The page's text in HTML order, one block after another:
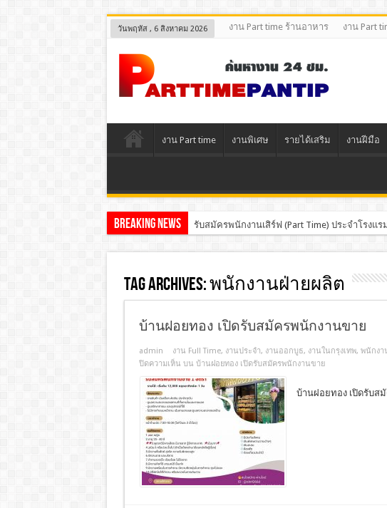
วันพฤหัส , 6 สิงหาคม 2026 งาน Part time ร้านอาหาร งาน Part
งาน Part time งานพิเศษ รายได้เสริม งานฝีมือ
Breaking News รับสมัครพนักงานเสิร์ฟ (Part Time) ประจำโรงแร
Tag Archives:พนักงานฝ่ายผลิต
บ้านฝอยทอง เปิดรับสมัครพนักงานขาย
admin งาน Full Time, งานประจํา, งานออกบูธ, งานในกรุงเทพ, พนักงา
ปิดความเห็น บน บ้านฝอยทอง เปิดรับสมัครพนักงานขาย
บ้านฝอยทอง เปิดรับส